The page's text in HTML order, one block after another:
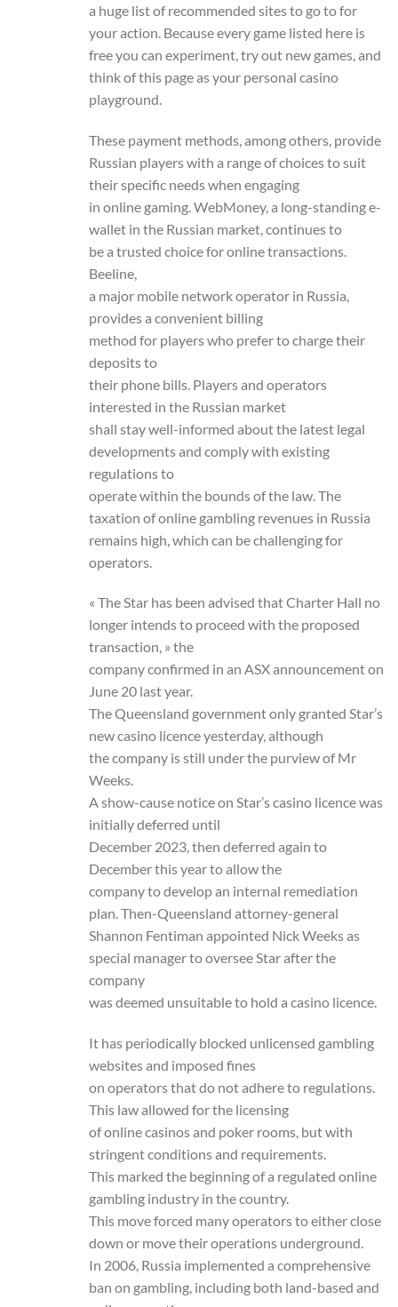
a huge list of recommended sites to go to for
your action. Because every game listed here is
free you can experiment, try out new games, and
think of this page as your personal casino
playground.
These payment methods, among others, provide
Russian players with a range of choices to suit
their specific needs when engaging
in online gaming. WebMoney, a long-standing e-
wallet in the Russian market, continues to
be a trusted choice for online transactions.
Beeline,
a major mobile network operator in Russia,
provides a convenient billing
method for players who prefer to charge their
deposits to
their phone bills. Players and operators
interested in the Russian market
shall stay well-informed about the latest legal
developments and comply with existing
regulations to
operate within the bounds of the law. The
taxation of online gambling revenues in Russia
remains high, which can be challenging for
operators.
« The Star has been advised that Charter Hall no
longer intends to proceed with the proposed
transaction, » the
company confirmed in an ASX announcement on
June 20 last year.
The Queensland government only granted Star’s
new casino licence yesterday, although
the company is still under the purview of Mr
Weeks.
A show-cause notice on Star’s casino licence was
initially deferred until
December 2023, then deferred again to
December this year to allow the
company to develop an internal remediation
plan. Then-Queensland attorney-general
Shannon Fentiman appointed Nick Weeks as
special manager to oversee Star after the
company
was deemed unsuitable to hold a casino licence.
It has periodically blocked unlicensed gambling
websites and imposed fines
on operators that do not adhere to regulations.
This law allowed for the licensing
of online casinos and poker rooms, but with
stringent conditions and requirements.
This marked the beginning of a regulated online
gambling industry in the country.
This move forced many operators to either close
down or move their operations underground.
In 2006, Russia implemented a comprehensive
ban on gambling, including both land-based and